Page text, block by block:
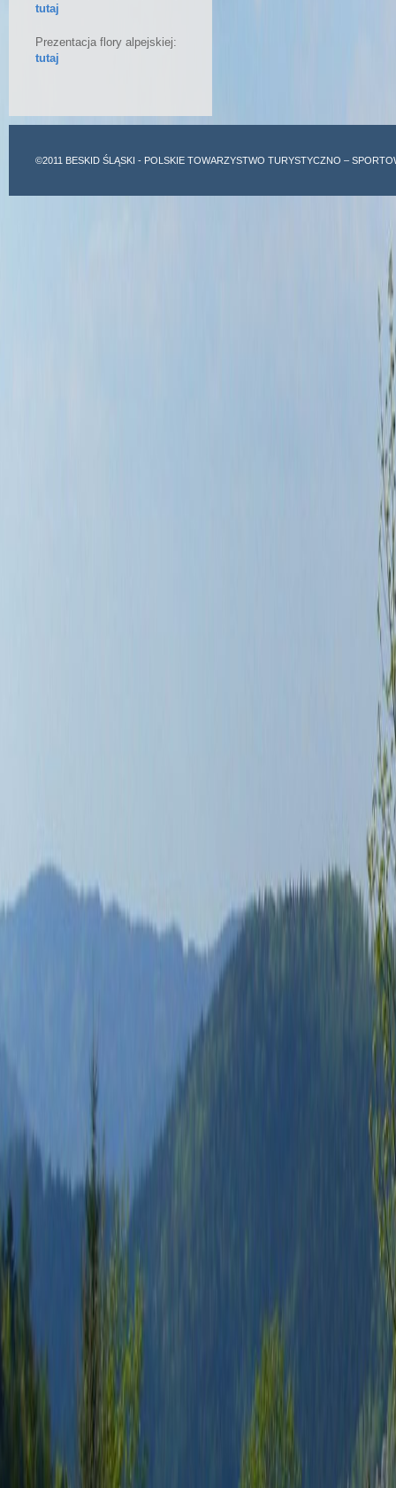
tutaj
Prezentacja flory alpejskiej:
tutaj
©2011 BESKID ŚLĄSKI - POLSKIE TOWARZYSTWO TURYSTYCZNO –